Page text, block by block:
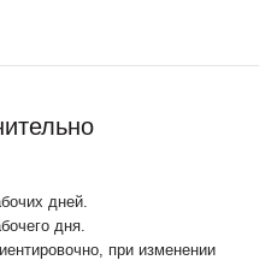
дней.
дня.
при изменении